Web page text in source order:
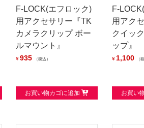
F-LOCK(エフロック)
用アクセサリー『TK
カメラクリップ ボー
ルマウント』
¥ 935 税込
お買い物カゴに追加
F-
用アク
クイッ
ップ』
¥1,100
お買い